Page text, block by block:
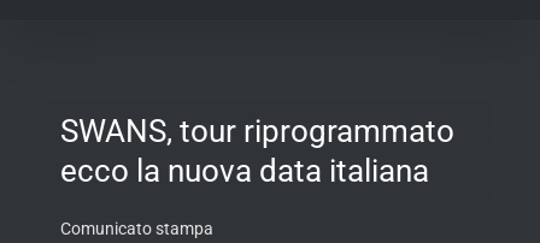
SWANS, tour riprogrammato
ecco la nuova data italiana
Comunicato stampa